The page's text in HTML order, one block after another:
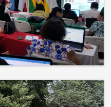
que el cielo ni
la naturaleza.